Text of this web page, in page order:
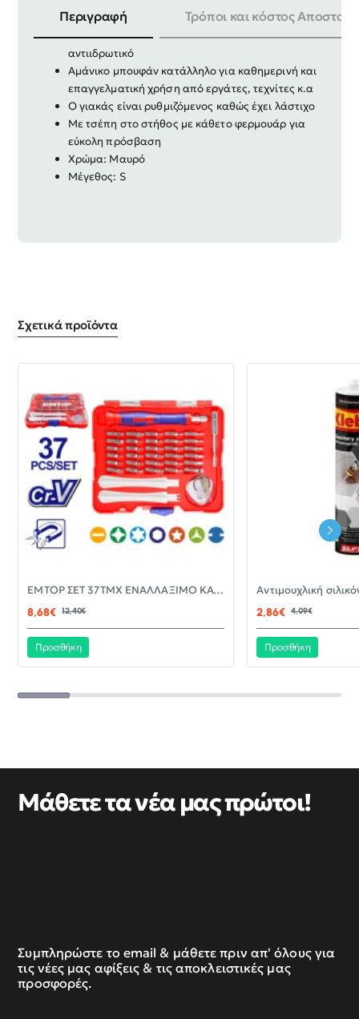
Περιγραφή Τρόποι και κόστος
Γιλέκο εργασίας αντιανεμικό, αδιάβροχο και
αντιιδρωτικό
Αμάνικο μπουφάν κατάλληλο για καθημερινή και
επαγγελματική χρήση από εργάτες, τεχνίτες κ.α
Ο γιακάς είναι ρυθμιζόμενος καθώς έχει λάστιχο
Με τσέπη στο στήθος με κάθετο φερμουάρ για
εύκολη πρόσβαση
Xρώμα: Mαυρό
Μέγεθος: S
Σχετικά προϊόντα
-30%EMTOP ΣΕΤ 37ΤΜΧ ΕΝΑΛΛΑΞΙΜΟ ΚΑΤΣΑΒΙΔΙ ΜΕ ΜΥΤΕΣ EBST03702
8,68€
12,40€
Προσθήκη
2,86€ 4,09€
Προσθήκη
Μάθετε τα νέα μας πρώτοι!
Συμπληρώστε το email & μάθετε πριν απ' όλους για
τις νέες μας αφίξεις & τις αποκλειστικές μας
προσφορές.